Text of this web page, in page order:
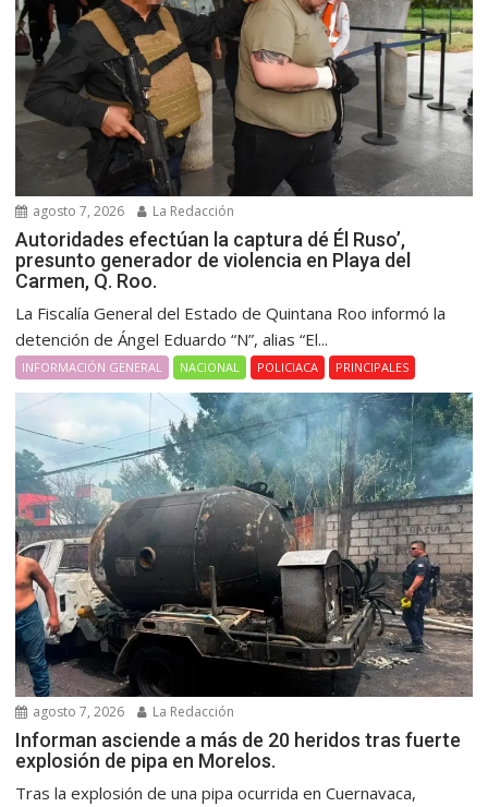
agosto 7, 2026 La Redacción
Autoridades efectúan la captura dé Él Ruso’,
presunto generador de violencia en Playa del
Carmen, Q. Roo.
La Fiscalía General del Estado de Quintana Roo informó la
detención de Ángel Eduardo “N”, alias “El...
INFORMACIÓN GENERAL NACIONAL POLICIACA PRINCIPALES
agosto 7, 2026 La Redacción
Informan asciende a más de 20 heridos tras fuerte
explosión de pipa en Morelos.
Tras la explosión de una pipa ocurrida en Cuernavaca,